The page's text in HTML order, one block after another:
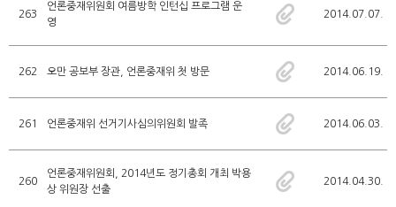
263
언론중재위원회 여름방학 인턴십 프로그램 운
영
2014.07.07.
262 오만 공보부 장관, 언론중재위 첫 방문 2014.06.19.
261 언론중재위 선거기사심의위원회 발족 2014.06.03.
260
언론중재위원회, 2014년도 정기총회 개최 박용
상 위원장 선출
2014.04.30.